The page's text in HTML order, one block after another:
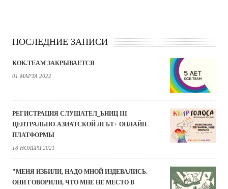
ПОСЛЕДНИЕ ЗАПИСИ
KOK.TEAM ЗАКРЫВАЕТСЯ
01 МАРТА 2022
РЕГИСТРАЦИЯ СЛУШАТЕЛ_ЬНИЦ III
ЦЕНТРАЛЬНО-АЗИАТСКОЙ ЛГБТ+ ОНЛАЙН-
ПЛАТФОРМЫ
18 НОЯБРЯ 2021
"МЕНЯ ИЗБИЛИ, НАДО МНОЙ ИЗДЕВАЛИСЬ.
ОНИ ГОВОРИЛИ, ЧТО МНЕ НЕ МЕСТО В